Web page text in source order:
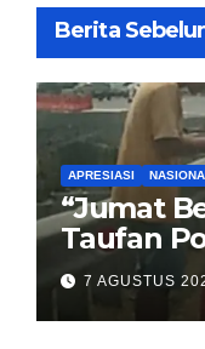
Berita
APRESIASI
“Jumat
Taufan
Bagikan
Sopir
00
7 AGUSTUS